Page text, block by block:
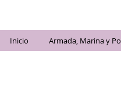
Inicio Armada, Marina y